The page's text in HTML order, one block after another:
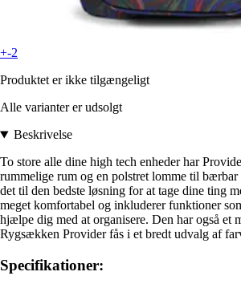
+-2
Produktet er ikke tilgængeligt
Alle varianter er udsolgt
Beskrivelse
To store alle dine high tech enheder har
rummelige rum og en polstret lomme til
det til den bedste løsning for at tage dine ting
meget komfortabel og inkluderer funktioner
hjælpe dig med at organisere. Den har også et
Rygsækken Provider fås i et bredt udvalg af
Specifikationer: